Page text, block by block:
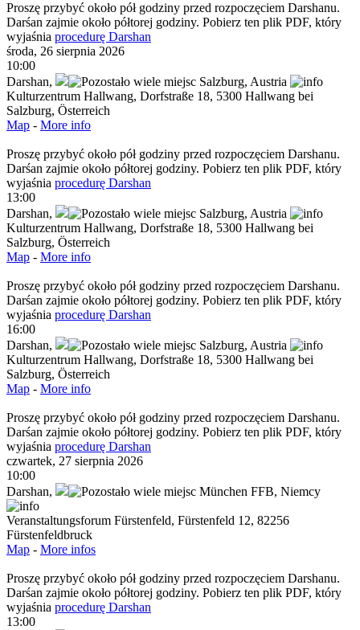
Proszę przybyć około pół godziny przed rozpoczęciem Darshanu.
Darśan zajmie około półtorej godziny. Pobierz ten plik PDF, który
wyjaśnia procedurę Darshan
środa, 26 sierpnia 2026
10:00
Darshan, Salzburg, Austria
Kulturzentrum Hallwang, Dorfstraße 18, 5300 Hallwang bei
Salzburg, Österreich
Map - More info
Proszę przybyć około pół godziny przed rozpoczęciem Darshanu.
Darśan zajmie około półtorej godziny. Pobierz ten plik PDF, który
wyjaśnia procedurę Darshan
13:00
Darshan, Salzburg, Austria
Kulturzentrum Hallwang, Dorfstraße 18, 5300 Hallwang bei
Salzburg, Österreich
Map - More info
Proszę przybyć około pół godziny przed rozpoczęciem Darshanu.
Darśan zajmie około półtorej godziny. Pobierz ten plik PDF, który
wyjaśnia procedurę Darshan
16:00
Darshan, Salzburg, Austria
Kulturzentrum Hallwang, Dorfstraße 18, 5300 Hallwang bei
Salzburg, Österreich
Map - More info
Proszę przybyć około pół godziny przed rozpoczęciem Darshanu.
Darśan zajmie około półtorej godziny. Pobierz ten plik PDF, który
wyjaśnia procedurę Darshan
czwartek, 27 sierpnia 2026
10:00
Darshan, München FFB, Niemcy
Veranstaltungsforum Fürstenfeld, Fürstenfeld 12, 82256
Fürstenfeldbruck
Map - More infos
Proszę przybyć około pół godziny przed rozpoczęciem Darshanu.
Darśan zajmie około półtorej godziny. Pobierz ten plik PDF, który
wyjaśnia procedurę Darshan
13:00